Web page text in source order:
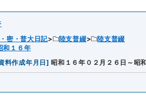
密・普大日記 陸支普綴
陸支普綴
１６年
料作成年月日] 昭和１６年０２月２６日～昭